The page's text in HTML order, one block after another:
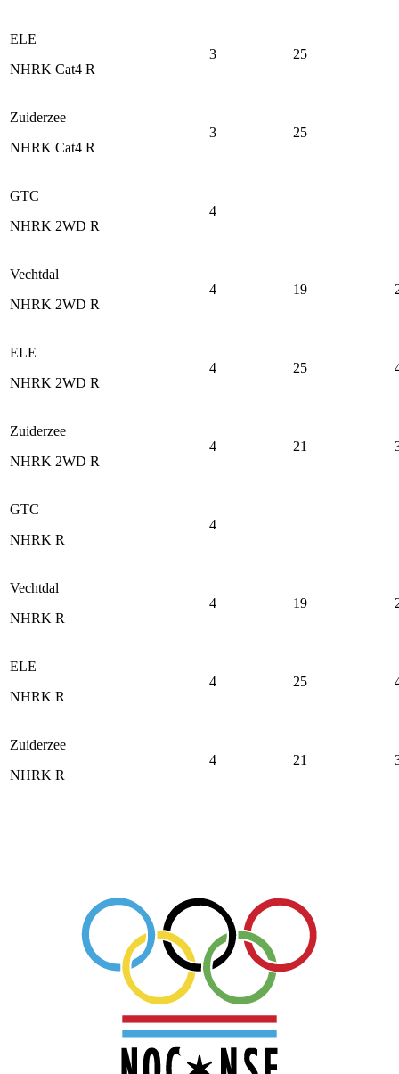
ELE
NHRK Cat4 R
3 25
Zuiderzee
NHRK Cat4 R
3 25
GTC
NHRK 2WD R
4
Vechtdal
NHRK 2WD R
4 19
ELE
NHRK 2WD R
4 25
Zuiderzee
NHRK 2WD R
4 21
GTC
NHRK R
4
Vechtdal
NHRK R
4 19
ELE
NHRK R
4 25
Zuiderzee
NHRK R
4 21